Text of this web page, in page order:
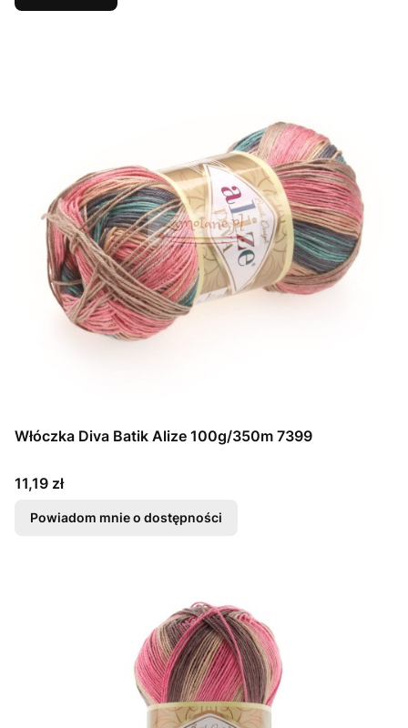
Włóczka Diva Batik Alize 100g/350m 7399
Cena
11,19 zł
Powiadom mnie o dostępności